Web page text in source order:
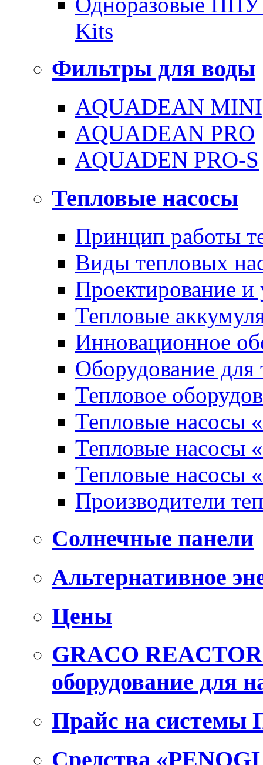
Kits
Фильтры для воды
AQUADEAN MINI
AQUADEAN PRO
AQUADEN PRO-S
Тепловые насосы
Принцип работы
Виды тепловых
Проектирование и
Тепловые
Инновационное
Оборудование для
Тепловое
Тепловые насосы
Тепловые насосы
Тепловые насосы
Производители
Солнечные панели
Альтернативное
Цены
GRACO
оборудование для
Прайс на
Средства